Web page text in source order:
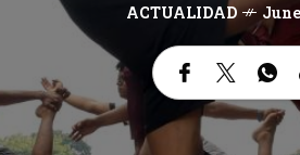
ACTUALIDAD